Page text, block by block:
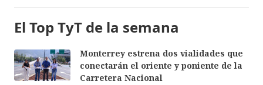
El Top TyT de la semana
Monterrey estrena dos vialidades que
conectarán el oriente y poniente de la
Carretera Nacional